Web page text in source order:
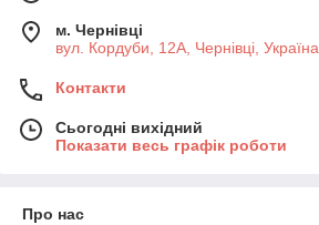
м. Чернівці
вул. Кордуби, 12А, Чернівці, Україна
Контакти
Сьогодні вихідний
Показати весь графік роботи
Про нас